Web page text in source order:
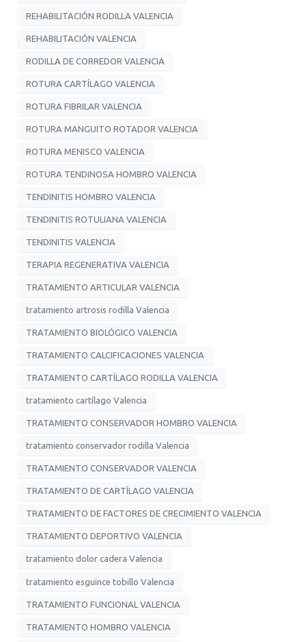
REHABILITACIÓN RODILLA VALENCIA
REHABILITACIÓN VALENCIA
RODILLA DE CORREDOR VALENCIA
ROTURA CARTÍLAGO VALENCIA
ROTURA FIBRILAR VALENCIA
ROTURA MANGUITO ROTADOR VALENCIA
ROTURA MENISCO VALENCIA
ROTURA TENDINOSA HOMBRO VALENCIA
TENDINITIS HOMBRO VALENCIA
TENDINITIS ROTULIANA VALENCIA
TENDINITIS VALENCIA
TERAPIA REGENERATIVA VALENCIA
TRATAMIENTO ARTICULAR VALENCIA
tratamiento artrosis rodilla Valencia
TRATAMIENTO BIOLÓGICO VALENCIA
TRATAMIENTO CALCIFICACIONES VALENCIA
TRATAMIENTO CARTÍLAGO RODILLA VALENCIA
tratamiento cartílago Valencia
TRATAMIENTO CONSERVADOR HOMBRO VALENCIA
tratamiento conservador rodilla Valencia
TRATAMIENTO CONSERVADOR VALENCIA
TRATAMIENTO DE CARTÍLAGO VALENCIA
TRATAMIENTO DE FACTORES DE CRECIMIENTO VALENCIA
TRATAMIENTO DEPORTIVO VALENCIA
tratamiento dolor cadera Valencia
tratamiento esguince tobillo Valencia
TRATAMIENTO FUNCIONAL VALENCIA
TRATAMIENTO HOMBRO VALENCIA